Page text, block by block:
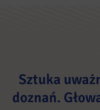
Sztuka
doznań.